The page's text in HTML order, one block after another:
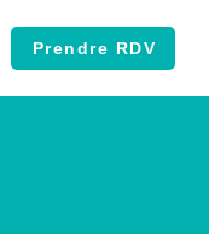
Prendre RDV